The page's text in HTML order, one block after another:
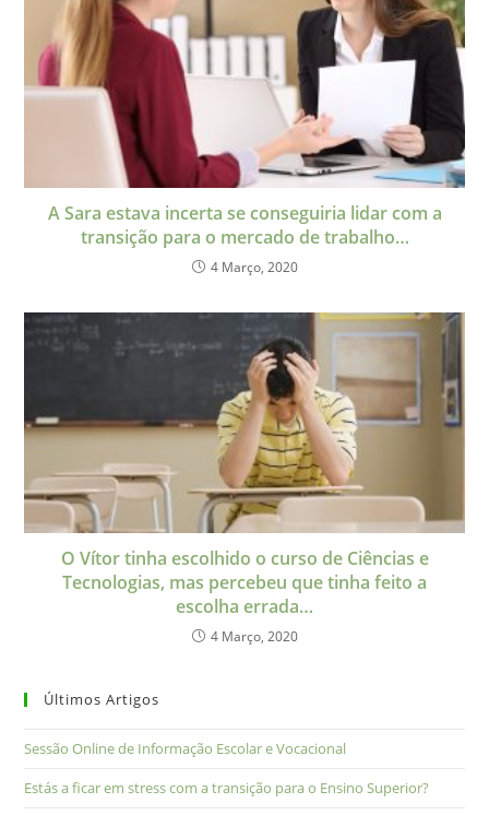
A Sara estava incerta se conseguiria lidar com a
transição para o mercado de trabalho…
4 Março, 2020
O Vítor tinha escolhido o curso de Ciências e
Tecnologias, mas percebeu que tinha feito a
escolha errada…
4 Março, 2020
Últimos Artigos
Sessão Online de Informação Escolar e Vocacional
Estás a ficar em stress com a transição para o Ensino Superior?